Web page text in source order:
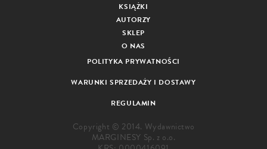
KSIĄŻKI
AUTORZY
SKLEP
O NAS
POLITYKA PRYWATNOŚCI
WARUNKI SPRZEDAŻY I DOSTAWY
REGULAMIN
Copyright © 2014. Wydawnictwo
MARGINESY Sp. z o.o.